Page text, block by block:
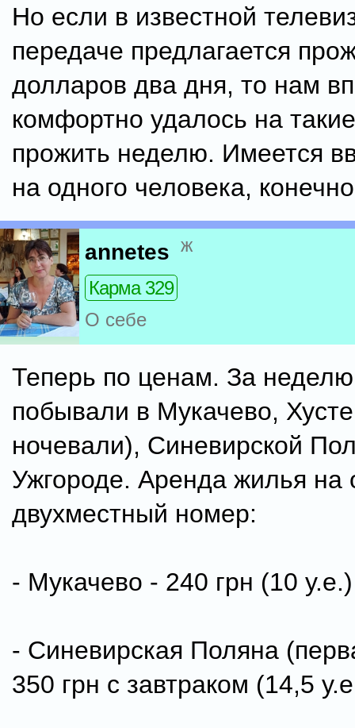
Но если в известной
передаче предлагается
долларов два дня, то нам
комфортно удалось на
прожить неделю. Имеется
на одного человека,
annetes ж
Карма 329
О себе
Теперь по ценам. За
побывали в Мукачево,
ночевали), Синевирской
Ужгороде. Аренда жилья на
двухместный номер:
- Мукачево - 240 грн (10 у.е.)
- Синевирская Поляна
350 грн с завтраком (14,5